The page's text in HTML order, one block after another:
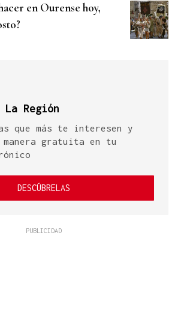
en Ourense hoy,
Región
que más te interesen y
gratuita en tu
DESCÚBRELAS